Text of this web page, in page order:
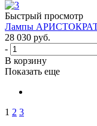
Быстрый просмотр
Лампы АРИСТОКРАТ
28 030 руб.
-
В корзину
Показать еще
1 2 3